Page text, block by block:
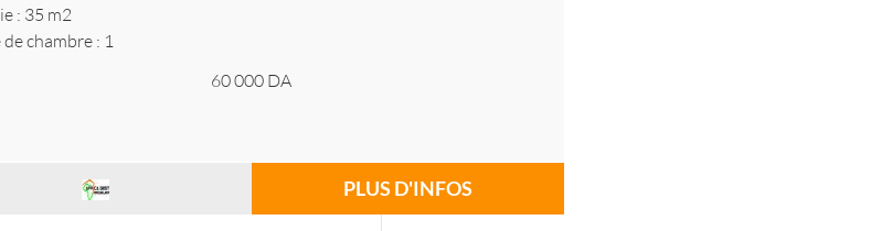
: 35 m2
chambre : 1
60 000 DA
PLUS D'INFOS